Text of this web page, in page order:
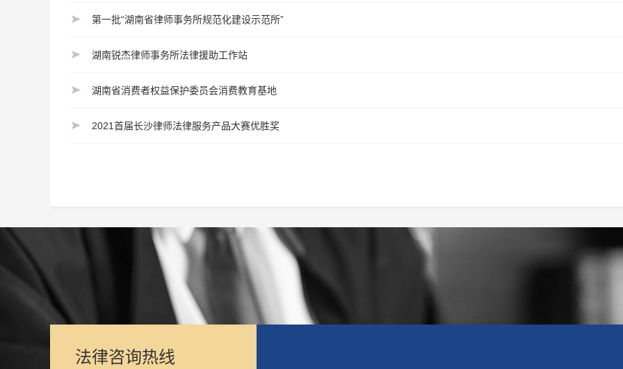
第一批“湖南省律师事务所规范化建设示范所”
湖南锐杰律师事务所法律援助工作站
湖南省消费者权益保护委员会消费教育基地
2021首届长沙律师法律服务产品大赛优胜奖
法律咨询热线